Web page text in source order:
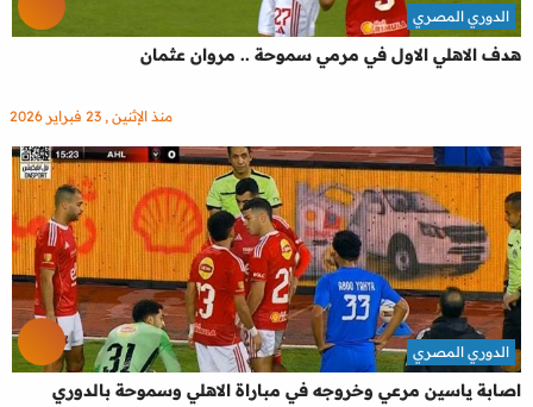
هدف الاهلي الاول في مرمي سموحة .. مروان عثمان
الدوري المصري
منذ الإثنين , 23 فبراير 2026
اصابة ياسين مرعي وخروجه في مباراة الاهلي وسموحة بالدوري
الدوري المصري